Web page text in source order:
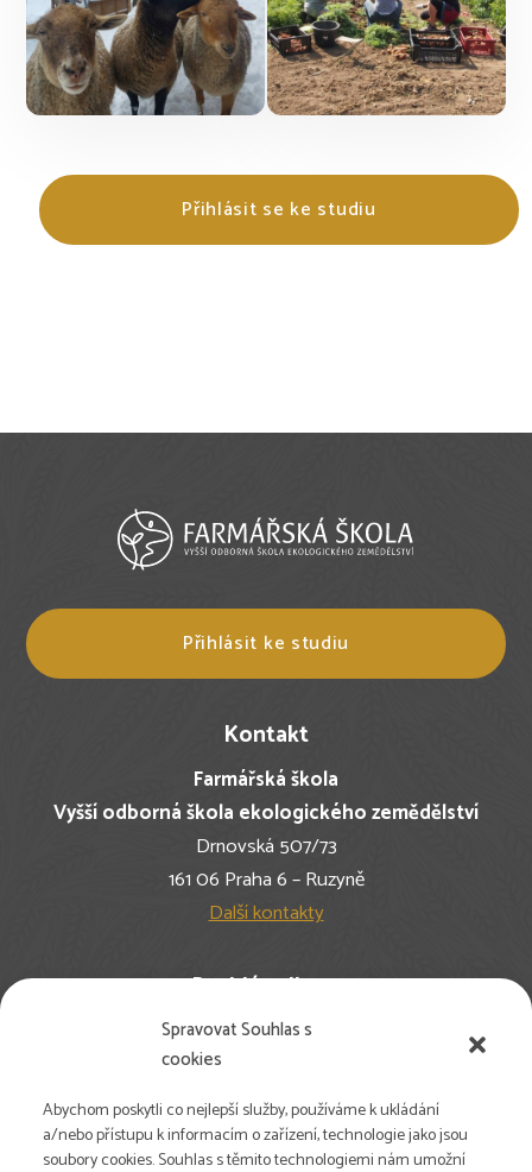
Spravovat Souhlas s
cookies
Abychom poskytli co nejlepší služby, používáme k ukládání
a/nebo přístupu k informacím o zařízení, technologie jako jsou
soubory cookies. Souhlas s těmito technologiemi nám umožní
Přihlásit se ke studiu
Přihlásit ke studiu
Kontakt
Farmářská škola
Vyšší odborná škola ekologického zemědělství
Drnovská 507/73
161 06 Praha 6 – Ruzyně
Další kontakty
Rychlé odkazy
Nejčastější dotazy
Pro studenty
Pro farmy
Newsletter
Volné pozice